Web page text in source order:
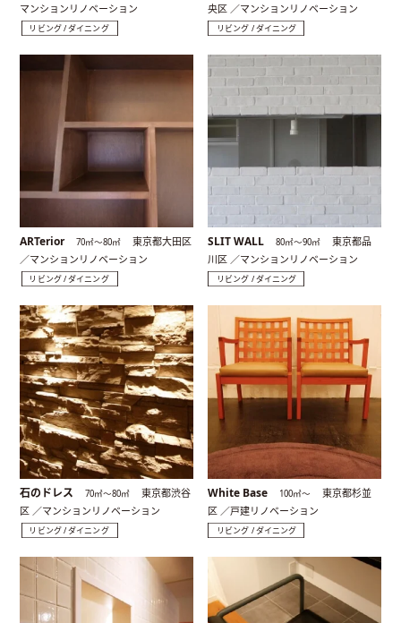
マンションリノベーション
リビング / ダイニング
央区 ／マンションリノベーション
リビング / ダイニング
ARTerior 70㎡〜80㎡
東京都大田区
／マンションリノベーション
リビング / ダイニング
SLIT WALL 80㎡〜90㎡
東京都品
川区 ／マンションリノベーション
リビング / ダイニング
石のドレス 70㎡〜80㎡
東京都渋谷
区 ／マンションリノベーション
リビング / ダイニング
White Base 100㎡〜
東京都杉並
区 ／戸建リノベーション
リビング / ダイニング